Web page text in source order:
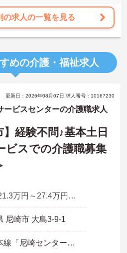
の求人の一覧を見る
めの介護・福祉求人
更新日：2026年08月07日 求人番号：10167230
ービスセンターの介護職求人
】経験不問♪基本土日
スでの介護職募集
月収 21.3万円～27.4万円※研修中は月給213,000円～274,000円 (研修期間3ヶ月）
尼崎市 大島3-9-1
阪神本線「尼崎センタープール前駅」徒歩15分